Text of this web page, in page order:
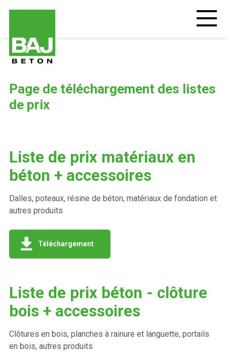
principal
Open
mobiel
Page
de
téléchargement
des
Page de téléchargement des listes
de prix
Liste de prix matériaux en
béton + accessoires
Dalles, poteaux, résine de béton, matériaux de fondation et
autres produits
Téléchargement
Liste de prix béton - clôture
bois + accessoires
Clôtures en bois, planches à rainure et languette, portails
en bois, autres produits